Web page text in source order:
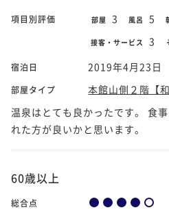
項目別評価 部屋 3 風呂 5
接客・サービス 3
宿泊日 2019年4月23日
部屋タイプ
本館山側２階【
温泉はとても良かったです。 食
れた方が良いかと思います。
60歳以上
総合点